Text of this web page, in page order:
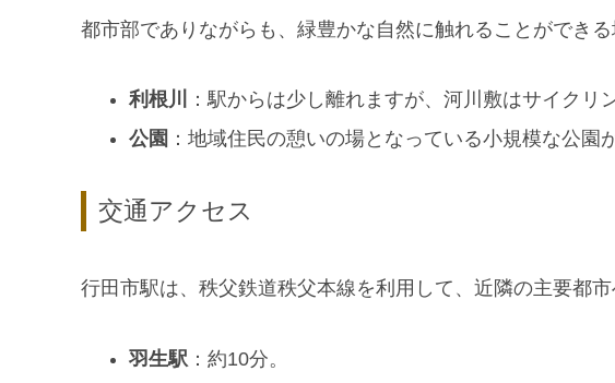
都市部でありながらも、緑豊かな自然に触れることができる
利根川
：駅からは少し離れますが、河川敷はサイクリ
公園 ：地域住民の憩いの場となっている小規模な公園
交通アクセス
行田市駅は、秩父鉄道秩父本線を利用して、近隣の主要都市
羽生駅 ：約10分。